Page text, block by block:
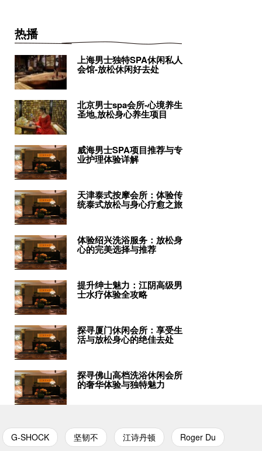
热播
上海男士独特SPA休闲私人
会馆-放松休闲好去处
北京男士spa会所-心境养生
圣地,放松身心养生项目
威海男士SPA项目推荐与专
业护理体验详解
天津泰式按摩会所：体验传
统泰式放松与身心疗愈之旅
体验绍兴洗浴服务：放松身
心的完美选择与推荐
提升绅士魅力：江阴高级男
士水疗体验全攻略
探寻厦门休闲会所：享受生
活与放松身心的绝佳去处
探寻佛山高档洗浴休闲会所
的奢华体验与独特魅力
G-SHOCK 坚韧不 江诗丹顿 Roger Du